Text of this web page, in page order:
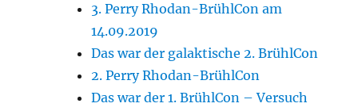
3. Perry Rhodan-BrühlCon am
14.09.2019
Das war der galaktische 2. BrühlCon
2. Perry Rhodan-BrühlCon
Das war der 1. BrühlCon – Versuch